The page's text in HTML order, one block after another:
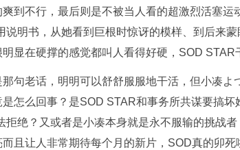
爽到不行，最后则是不被当人看的超激烈活塞
说明书，从她看到巨根时惊讶的模样、到后来
明显在硬撑的感觉都叫人看得好硬，SOD STAR
那句老话，明明可以舒舒服服地干活，但小凑
怎么回事？是SOD STAR和事务所共谋要搞
拒绝？又或者是小凑本身就是永不服输的挑战
且让人非常期待每个月的新片，SOD真的卯死